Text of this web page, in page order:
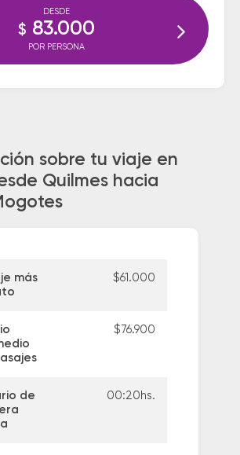
DESDE
$ 83.000
POR PERSONA
sobre tu viaje en
Quilmes hacia
más
$61.000
$76.900
de
00:20hs.